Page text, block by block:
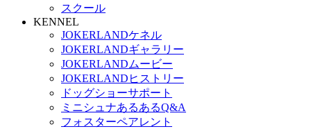
スクール
KENNEL
JOKERLANDケネル
JOKERLANDギャラリー
JOKERLANDムービー
JOKERLANDヒストリー
ドッグショーサポート
ミニシュナあるあるQ&A
フォスターペアレント